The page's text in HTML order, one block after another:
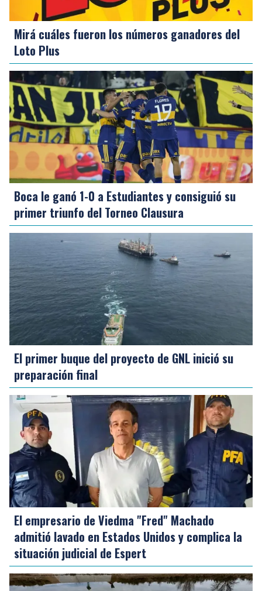
Mirá cuáles fueron los números ganadores del
Loto Plus
Boca le ganó 1-0 a Estudiantes y consiguió su
primer triunfo del Torneo Clausura
El primer buque del proyecto de GNL inició su
preparación final
El empresario de Viedma "Fred" Machado
admitió lavado en Estados Unidos y complica la
situación judicial de Espert